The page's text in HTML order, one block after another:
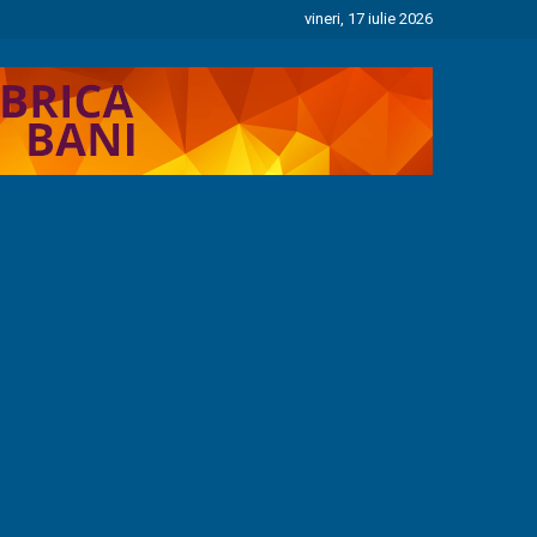
vineri, 17 iulie 2026